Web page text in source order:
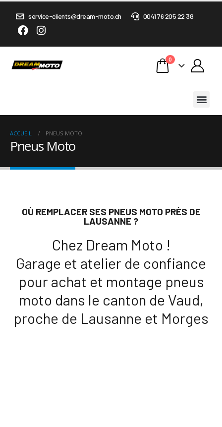
service-clients@dream-moto.ch 0041 76 205 22 38
0
ACCUEIL PNEUS MOTO
Pneus Moto
OÙ REMPLACER SES PNEUS MOTO PRÈS DE
LAUSANNE ?
Chez Dream Moto !
Garage et atelier de confiance
pour achat et montage pneus
moto dans le canton de Vaud,
proche de Lausanne et Morges